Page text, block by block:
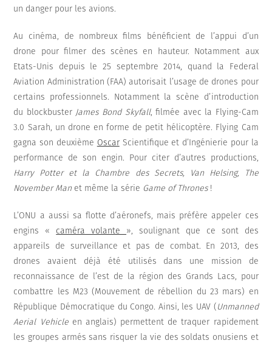
un danger pour les avions.
Au cinéma, de nombreux films bénéficient de l’appui d’un
drone pour filmer des scènes en hauteur. Notamment aux
Etats-Unis depuis le 25 septembre 2014, quand la Federal
Aviation Administration (FAA) autorisait l’usage de drones pour
certains professionnels. Notamment la scène d’introduction
du blockbuster James Bond Skyfall, filmée avec la Flying-Cam
3.0 Sarah, un drone en forme de petit hélicoptère. Flying Cam
gagna son deuxième OscarScientifique et d’Ingénierie pour la
performance de son engin. Pour citer d’autres productions,
Harry Potter et la Chambre des Secrets, Van Helsing, The
November Man et même la série Game of Thrones!
L’ONU a aussi sa flotte d’aéronefs, mais préfère appeler ces
engins « caméra volante », soulignant que ce sont des
appareils de surveillance et pas de combat. En 2013, des
drones avaient déjà été utilisés dans une mission de
reconnaissance de l’est de la région des Grands Lacs, pour
combattre les M23 (Mouvement de rébellion du 23 mars) en
République Démocratique du Congo. Ainsi, les UAV (Unmanned
Aerial Vehicle en anglais) permettent de traquer rapidement
les groupes armés sans risquer la vie des soldats onusiens et